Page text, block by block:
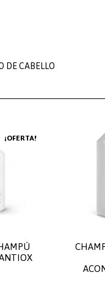
DE CABELLO
¡OFERTA!